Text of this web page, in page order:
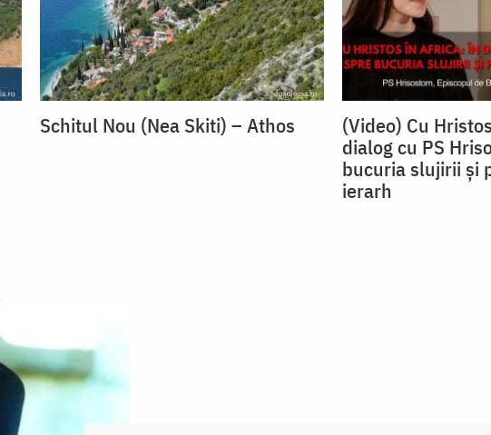
Schitul Nou (Nea Skiti) – Athos
(Video) Cu
dialog cu PS
bucuria slujirii și
ierarh